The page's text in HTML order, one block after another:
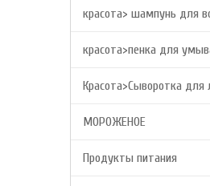
красота> шампунь для
красота>пенка для
Красота>Сыворотка для
МОРОЖЕНОЕ
Продукты питания